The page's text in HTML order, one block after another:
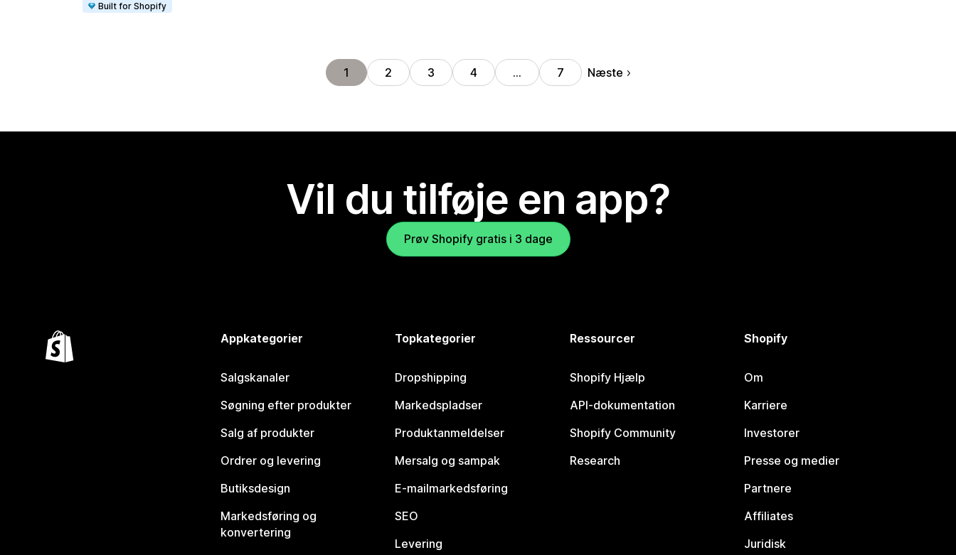
Built for Shopify
1 2 3 4 … 7 Næste
Vil du tilføje en app?
Prøv Shopify gratis i 3 dage
Appkategorier
Salgskanaler
Søgning efter produkter
Salg af produkter
Ordrer og levering
Butiksdesign
Markedsføring og
konvertering
Topkategorier
Dropshipping
Markedspladser
Produktanmeldelser
Mersalg og sampak
E-mailmarkedsføring
SEO
Levering
Ressourcer
Shopify Hjælp
API-dokumentation
Shopify Community
Research
Shopify
Om
Karriere
Investorer
Presse og medier
Partnere
Affiliates
Juridisk